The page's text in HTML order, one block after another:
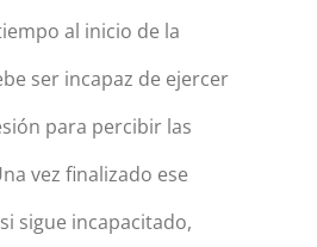
al inicio de la
ser incapaz de ejercer
para percibir las
vez finalizado ese
sigue incapacitado,